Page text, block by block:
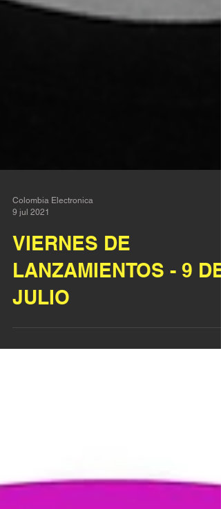
9 jul 2021
VIERNES DE
LANZAMIENTOS - 9 DE
JULIO